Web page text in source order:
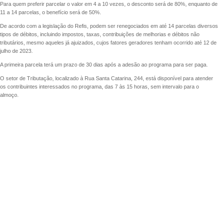
Para quem preferir parcelar o valor em 4 a 10 vezes, o desconto será de 80%, enquanto de
11 a 14 parcelas, o benefício será de 50%.
De acordo com a legislação do Refis, podem ser renegociados em até 14 parcelas diversos
tipos de débitos, incluindo impostos, taxas, contribuições de melhorias e débitos não
tributários, mesmo aqueles já ajuizados, cujos fatores geradores tenham ocorrido até 12 de
julho de 2023.
A primeira parcela terá um prazo de 30 dias após a adesão ao programa para ser paga.
O setor de Tributação, localizado à Rua Santa Catarina, 244, está disponível para atender
os contribuintes interessados no programa, das 7 às 15 horas, sem intervalo para o
almoço.